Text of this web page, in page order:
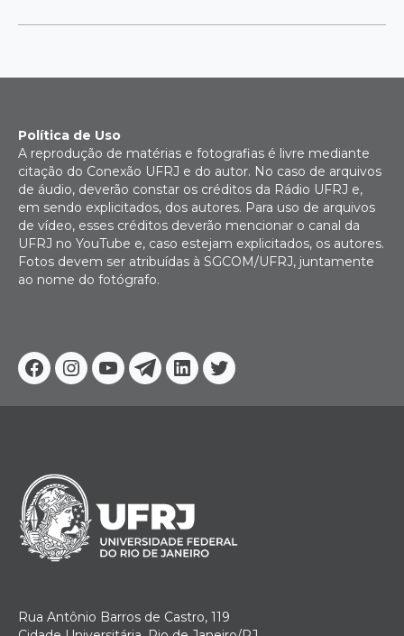
Facebook
Instagram
YoutubeTelegram
Linkedin
Twitter
Política de Uso
A reprodução de matérias e fotografias é livre mediante
citação do Conexão UFRJ e do autor. No caso de arquivos
de áudio, deverão constar os créditos da Rádio UFRJ e,
em sendo explicitados, dos autores. Para uso de arquivos
de vídeo, esses créditos deverão mencionar o canal da
UFRJ no YouTube e, caso estejam explicitados, os autores.
Fotos devem ser atribuídas à SGCOM/UFRJ, juntamente
ao nome do fotógrafo.
Rua Antônio Barros de Castro, 119